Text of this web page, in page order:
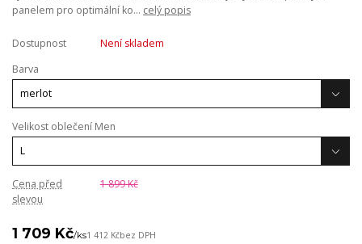
panelem pro optimální ko... celý popis
Dostupnost
Není skladem
Barva
Velikost oblečení Men
Cena před
slevou
1 899 Kč
1 709 Kč/ks1 412 Kčbez DPH